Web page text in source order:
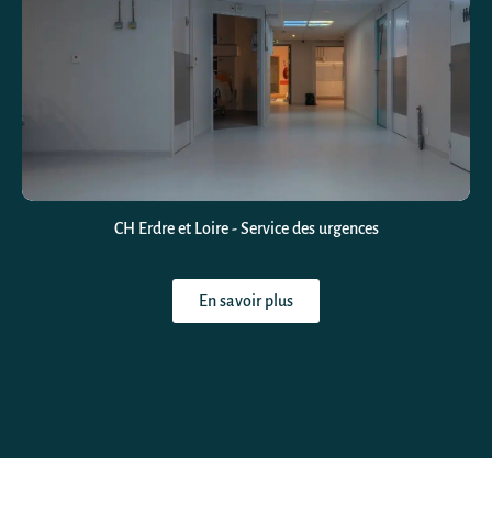
CH Erdre et Loire - Service des urgences
En savoir plus